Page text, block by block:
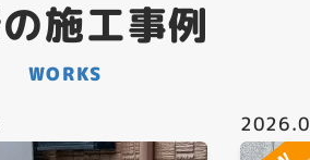
施工事例
WORKS